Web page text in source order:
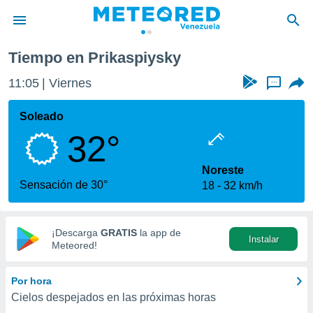
de
ha
calidad.
a este
las
y
digital
basada
Tiempo en Prikaspiysky
11:05 Viernes ...
Soleado
32°
Sensación de 30°
Noreste
18
32 km/h
¡Descarga GRATIS la app de
Meteored!
Instalar
Por hora
Cielos despejados en las próximas horas